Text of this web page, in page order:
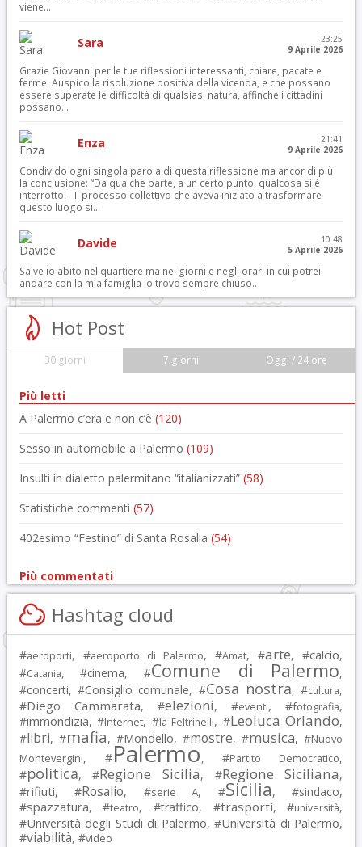
viene...
Sara
23:25
9 Aprile 2026
Grazie Giovanni per le tue riflessioni interessanti, chiare, pacate e
ferme. Auspico la risoluzione positiva della vicenda, e che possano
essere superate le difficoltà di qualsiasi natura, affinché i cittadini
possano...
Enza
21:41
9 Aprile 2026
Condivido ogni singola parola di questa riflessione ma ancor di più
la conclusione: “Da qualche parte, a un certo punto, qualcosa si è
interrotto. Il processo collettivo che aveva iniziato a trasformare
questo luogo si...
Davide
10:48
5 Aprile 2026
Salve io abito nel quartiere ma nei giorni e negli orari in cui potrei
andare con la mia famiglia lo trovo sempre chiuso..
Hot Post
30 giorni 7 giorni Oggi / 24 ore
Più letti
A Palermo c’era e non c’è (120)
Sesso in automobile a Palermo (109)
Insulti in dialetto palermitano “italianizzati” (58)
Statistiche commenti (57)
402esimo “Festino” di Santa Rosalia (54)
Più commentati
Hashtag cloud
#aeroporti, #aeroporto di Palermo, #Amat, #arte, #calcio,
#Catania, #cinema, #Comune di Palermo,
#concerti, #Consiglio comunale, #Cosa nostra, #cultura,
#Diego Cammarata, #elezioni, #eventi, #fotografia,
#immondizia, #Internet, #la Feltrinelli, #Leoluca Orlando,
#libri, #mafia, #Mondello, #mostre, #musica, #Nuovo
Montevergini, #Palermo, #Partito Democratico,
#politica, #Regione Sicilia, #Regione Siciliana,
#rifiuti, #Rosalio, #serie A, #Sicilia, #sindaco,
#spazzatura, #teatro, #traffico, #trasporti, #università,
#Università degli Studi di Palermo, #Università di Palermo,
#viabilità, #video